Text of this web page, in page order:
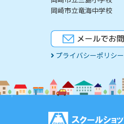
岡崎市立竜海中学校
プライバシーポリシー